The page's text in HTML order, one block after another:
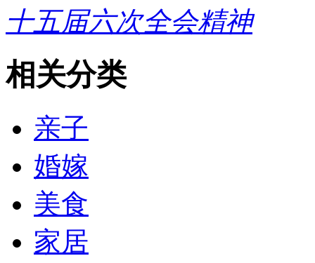
十五届六次全会精神
相关分类
亲子
婚嫁
美食
家居